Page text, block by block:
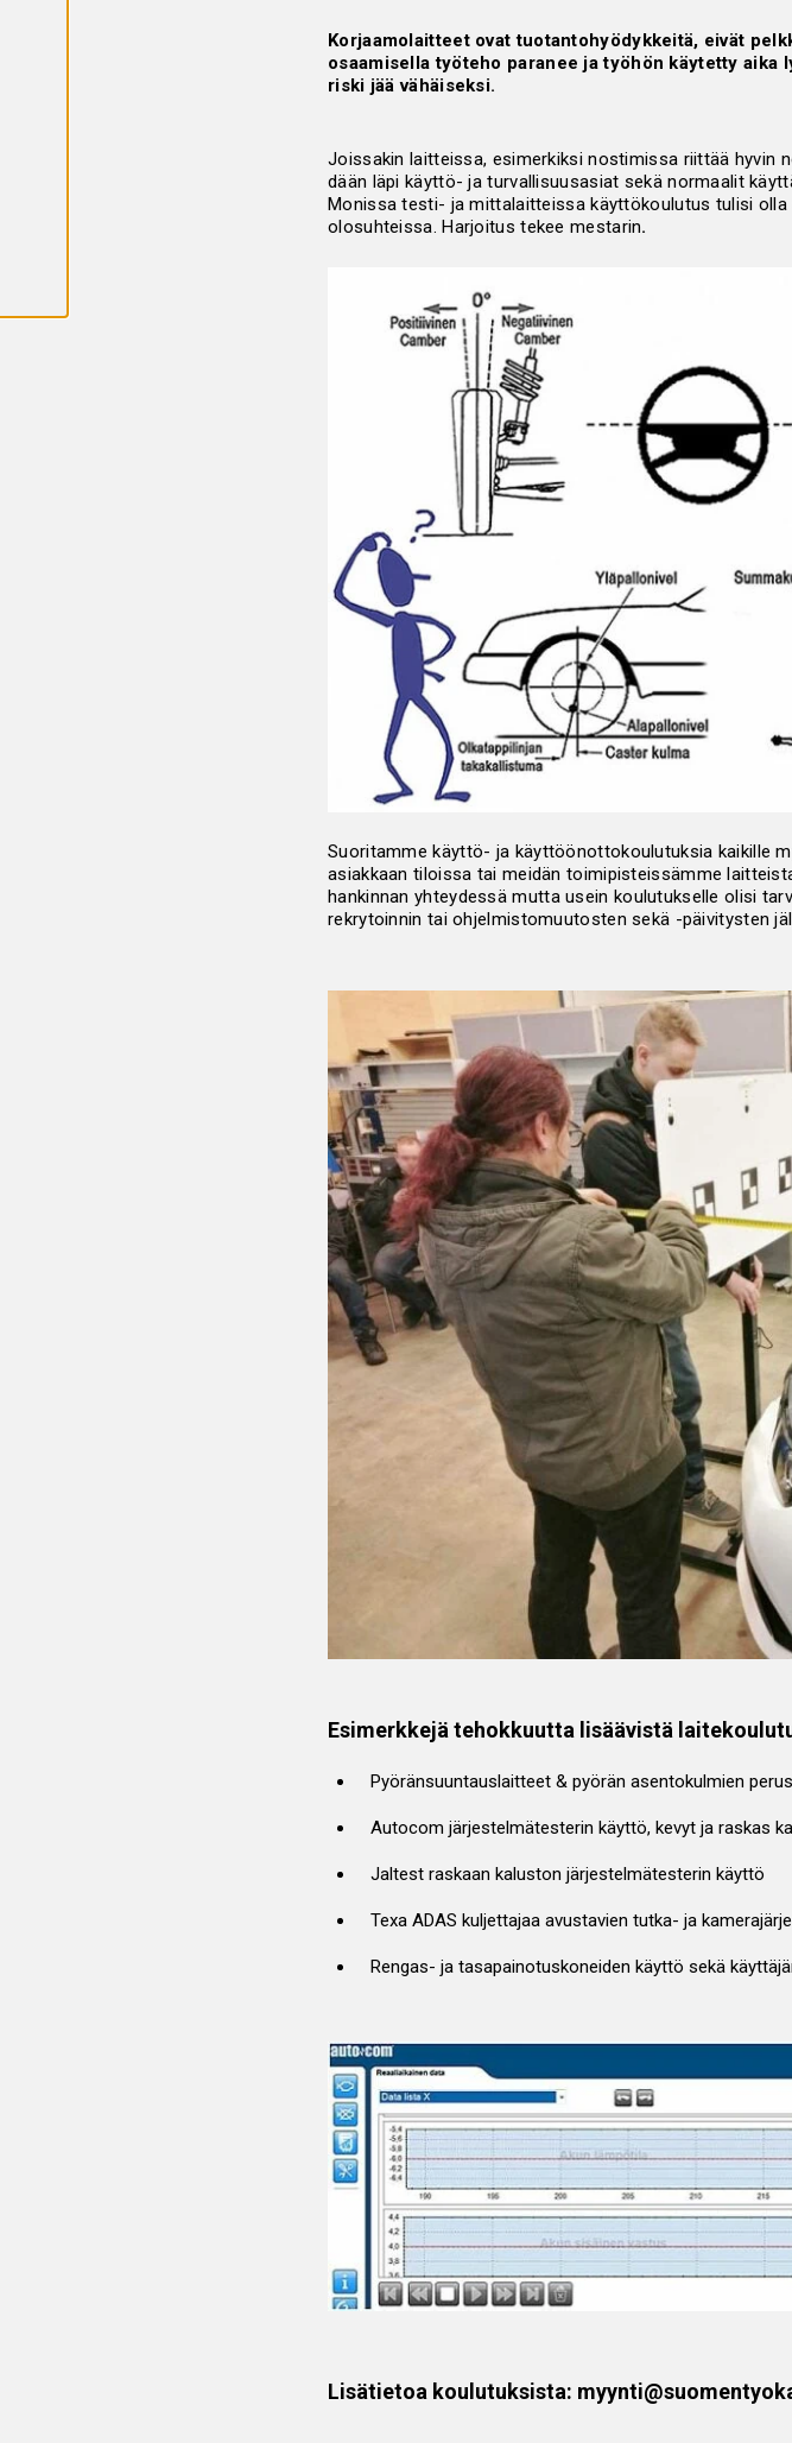
Korjaamolaitteet ovat tuotantohyödykkeitä, eivät
osaamisella työteho paranee ja työhön käytetty aika
riski jää vähäiseksi.
Joissakin laitteissa, esimerkiksi nostimissa riittää hyvin
dään läpi käyttö- ja turvallisuusasiat sekä normaalit
Monissa testi- ja mittalaitteissa käyttökoulutus tulisi olla
olosuhteissa. Harjoitus tekee mestarin.
Suoritamme käyttö- ja käyttöönottokoulutuksia kaikille
asiakkaan tiloissa tai meidän toimipisteissämme
hankinnan yhteydessä mutta usein koulutukselle olisi
rekrytoinnin tai ohjelmistomuutosten sekä -päivitysten
Esimerkkejä tehokkuutta lisäävistä
Pyöränsuuntauslaitteet & pyörän asentokulmien
Autocom järjestelmätesterin käyttö, kevyt ja raskas
Jaltest raskaan kaluston järjestelmätesterin käyttö
Texa ADAS kuljettajaa avustavien tutka- ja
Rengas- ja tasapainotuskoneiden käyttö sekä
Lisätietoa koulutuksista: